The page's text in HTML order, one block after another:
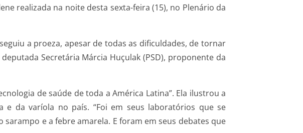
realizada na noite desta sexta-feira (15), no Plenário da
a proeza, apesar de todas as dificuldades, de tornar
Secretária Márcia Huçulak (PSD), proponente da
de saúde de toda a América Latina”. Ela ilustrou a
da varíola no país. “Foi em seus laboratórios que se
e a febre amarela. E foram em seus debates que